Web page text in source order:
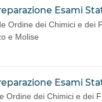
Esami
Ordine dei Chimici e dei
e Molise
Esami
Ordine dei Chimici e dei